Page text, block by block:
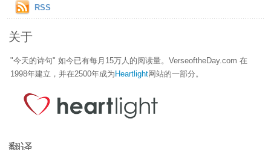
RSS
关于
"今天的诗句" 如今已有每月15万人的阅读量。VerseoftheDay.com 在
1998年建立，并在2500年成为 Heartlight网站的一部分。